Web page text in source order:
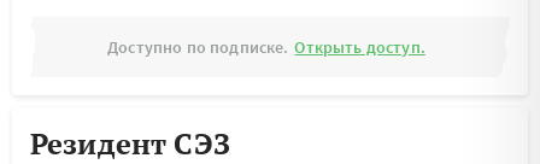
Доступно по подписке. Открыть доступ.
Резидент СЭЗ